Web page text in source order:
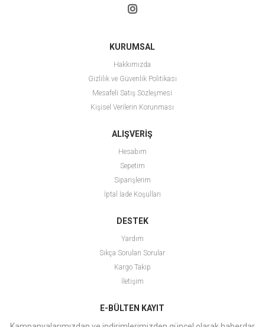
KURUMSAL
Hakkımızda
Gizlilik ve Güvenlik Politikası
Mesafeli Satış Sözleşmesi
Kişisel Verilerin Korunması
ALIŞVERİŞ
Hesabım
Sepetim
Siparişlerim
İptal İade Koşulları
DESTEK
Yardım
Sıkça Sorulan Sorular
Kargo Takip
İletişim
E-BÜLTEN KAYIT